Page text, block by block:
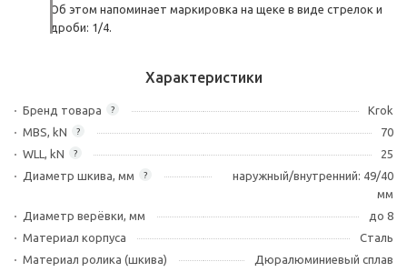
Об этом напоминает маркировка на щеке в виде стрелок и
дроби: 1/4.
Характеристики
?
Бренд товара Krok
?
MBS, kN 70
?
WLL, kN 25
?
Диаметр шкива, мм
наружный/внутренний: 49/40
мм
Диаметр верёвки, мм
до 8
Материал корпуса
Сталь
Материал ролика (шкива)
Дюралюминиевый сплав